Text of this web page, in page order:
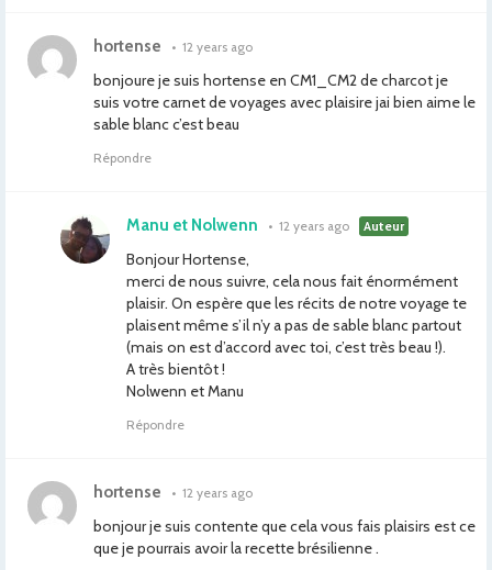
hortense • 12 years ago
bonjoure je suis hortense en CM1_CM2 de charcot je
suis votre carnet de voyages avec plaisire jai bien aime le
sable blanc c’est beau
Répondre
Manu et Nolwenn • 12 years ago Auteur
Bonjour Hortense,
merci de nous suivre, cela nous fait énormément
plaisir. On espère que les récits de notre voyage te
plaisent même s’il n’y a pas de sable blanc partout
(mais on est d’accord avec toi, c’est très beau !).
A très bientôt !
Nolwenn et Manu
Répondre
hortense • 12 years ago
bonjour je suis contente que cela vous fais plaisirs est ce
que je pourrais avoir la recette brésilienne .